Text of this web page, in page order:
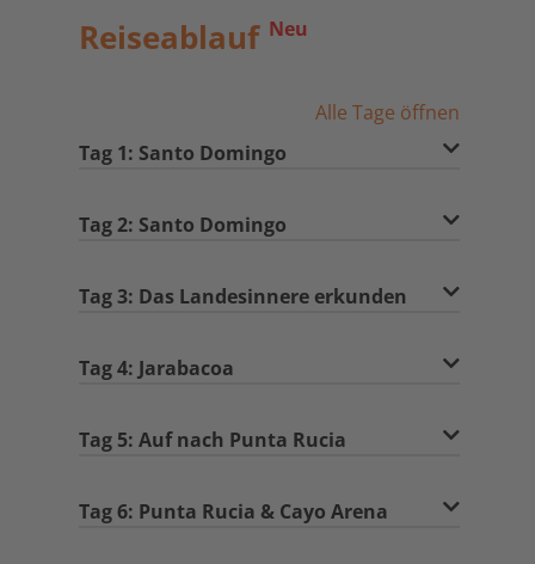
Reiseablauf Neu
Alle Tage öffnen
Tag 1: Santo Domingo
Tag 2: Santo Domingo
Tag 3: Das Landesinnere erkunden
Tag 4: Jarabacoa
Tag 5: Auf nach Punta Rucia
Tag 6: Punta Rucia & Cayo Arena